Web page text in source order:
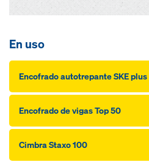
En uso
Encofra­do autotrepante SKE plus
Encofra­do de vi­gas Top 50
Cimbra Staxo 100